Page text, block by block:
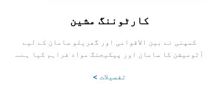
کارٹوننگ مشین
کمپنی نے بین الاقوامی اور گھریلو سامان کے لیے
آٹومیشن کا سامان اور پیکیجنگ مواد فراہم کیا ہے...
تفصیلات >